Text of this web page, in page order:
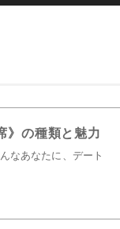
》の種類と魅力
なあなたに、デート